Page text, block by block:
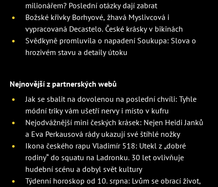
milionářem? Poslední otázky dají zabrat
Božské křivky Borhyové, žhavá Myslivcová i
vypracovaná Decastelo. České krásky v bikinách
Svědkyně promluvila o napadení Soukupa: Slova o
hrozivém stavu a detaily útoku
Nejnovější z partnerských webů
Jak se sbalit na dovolenou na poslední chvíli: Tyhle
módní triky vám ušetří nervy i místo v kufru
Nejodvážnější mini českých krásek: Nejen Heidi Janků
a Eva Perkausová rády ukazují své štíhlé nožky
Ikona českého rapu Vladimír 518: Utekl z „dobré
rodiny“ do squatu na Ladronku. 30 let ovlivňuje
hudební scénu a dobyl svět kultury
Týdenní horoskop od 10. srpna: Lvům se obrací život,